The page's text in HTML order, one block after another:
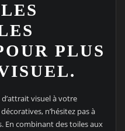
PLUS
visuel à votre
n’hésitez pas à
En combinant des toiles aux